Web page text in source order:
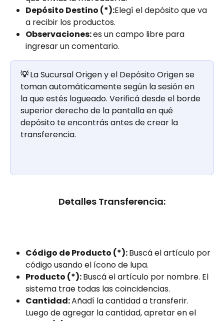
Depósito Destino (*):Elegí el depósito que va
a recibir los productos.
Observaciones: es un campo libre para
ingresar un comentario.
💡 La Sucursal Origen y el Depósito Origen se
toman automáticamente según la sesión en
la que estés logueado. Verificá desde el borde
superior derecho de la pantalla en qué
depósito te encontrás antes de crear la
transferencia.
Detalles Transferencia:
Código de Producto (*): Buscá el artículo por
código usando el ícono de lupa.
Producto (*): Buscá el artículo por nombre. El
sistema trae todas las coincidencias.
Cantidad: Añadí la cantidad a transferir.
Luego de agregar la cantidad, apretar en el